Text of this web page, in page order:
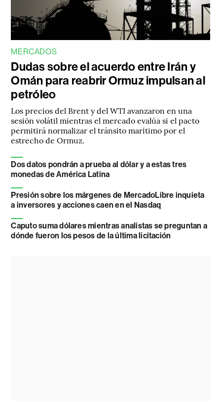
MERCADOS
Dudas sobre el acuerdo entre Irán y
Omán para reabrir Ormuz impulsan al
petróleo
Los precios del Brent y del WTI avanzaron en una
sesión volátil mientras el mercado evalúa si el pacto
permitirá normalizar el tránsito marítimo por el
estrecho de Ormuz.
Dos datos pondrán a prueba al dólar y a estas tres
monedas de América Latina
Presión sobre los márgenes de MercadoLibre inquieta
a inversores y acciones caen en el Nasdaq
Caputo suma dólares mientras analistas se preguntan a
dónde fueron los pesos de la última licitación